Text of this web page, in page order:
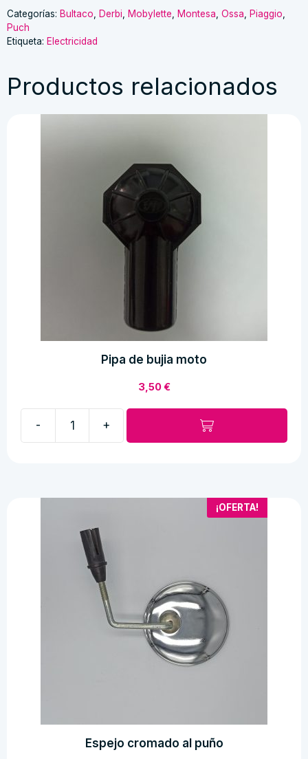
Leonelli
Categorías: Bultaco Derbi Mobylette Montesa Ossa Piaggio
Puch
Etiqueta: Electricidad
Productos relacionados
Pipa de bujia moto
3,50€
-
cantidad
+
¡OFERTA!
Espejo cromado al puño